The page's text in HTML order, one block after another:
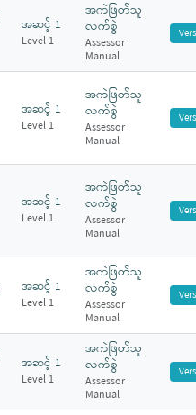
အဆင့် 1
Level 1
အကဲဖြတ်သူ
လက်စွဲ
Assessor
Manual
အဆင့် 1
Level 1
အကဲဖြတ်သူ
လက်စွဲ
Assessor
Manual
အဆင့် 1
Level 1
အကဲဖြတ်သူ
လက်စွဲ
Assessor
Manual
အဆင့် 1
Level 1
အကဲဖြတ်သူ
လက်စွဲ
Assessor
Manual
အဆင့် 1
Level 1
အကဲဖြတ်သူ
လက်စွဲ
Assessor
Manual